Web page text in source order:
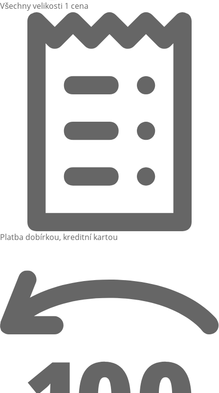
Všechny velikosti 1 cena
Platba dobírkou, kreditní kartou